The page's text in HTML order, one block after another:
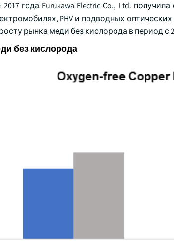
года Furukawa Electric Co., Ltd.
PHV и подводных
рынка меди без кислорода в период с
без кислорода